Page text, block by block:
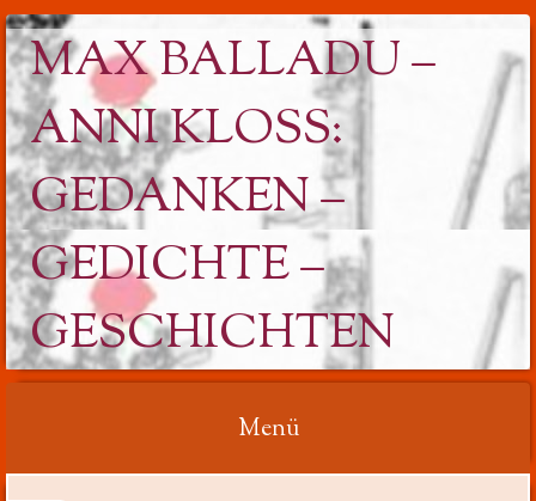
MAX BALLADU –
ANNI KLOSS: G
EDANKEN – G
EDICHTE – G
ESCHICHTEN
Menü